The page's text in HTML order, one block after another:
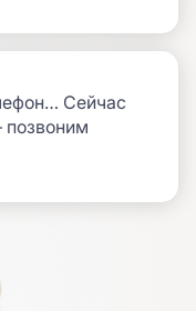
Сейчас
позвоним